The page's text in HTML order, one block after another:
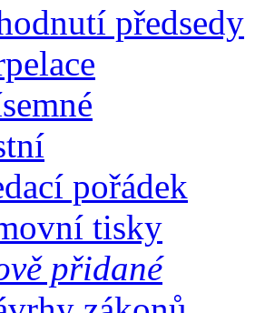
předsedy
pořádek
tisky
přidané